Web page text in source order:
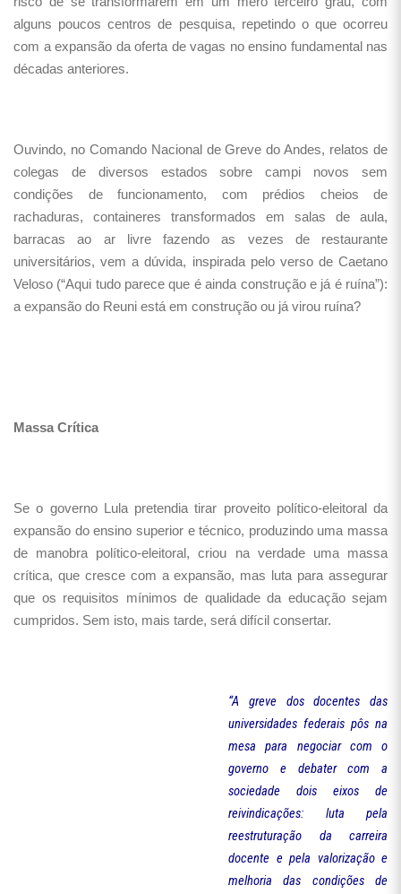
alguns poucos centros de pesquisa, repetindo o que ocorreu
com a expansão da oferta de vagas no ensino fundamental nas
décadas anteriores.
Ouvindo, no Comando Nacional de Greve do Andes, relatos de
colegas de diversos estados sobre campi novos sem
condições de funcionamento, com prédios cheios de
rachaduras, containeres transformados em salas de aula,
barracas ao ar livre fazendo as vezes de restaurante
universitários, vem a dúvida, inspirada pelo verso de Caetano
Veloso (“Aqui tudo parece que é ainda construção e já é ruína”):
a expansão do Reuni está em construção ou já virou ruína?
Massa Crítica
Se o governo Lula pretendia tirar proveito político-eleitoral da
expansão do ensino superior e técnico, produzindo uma massa
de manobra político-eleitoral, criou na verdade uma massa
crítica, que cresce com a expansão, mas luta para assegurar
que os requisitos mínimos de qualidade da educação sejam
cumpridos. Sem isto, mais tarde, será difícil consertar.
“A greve dos docentes das
universidades federais pôs na
mesa para negociar com o
governo e debater com a
sociedade dois eixos de
reivindicações: luta pela
reestruturação da carreira
docente e pela valorização e
melhoria das condições de